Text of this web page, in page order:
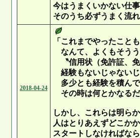
今はうまくいかない仕
そのうち必ずうまく流
2018-04-24
「これまでやったこと
なんて、よくもそう
〝信用状（免許証、
経験もないじゃない
多少とも経験を積ん
その時は何とかなる
しかし、これらは明ら
人はとりあえずどこか
スタートしなければな